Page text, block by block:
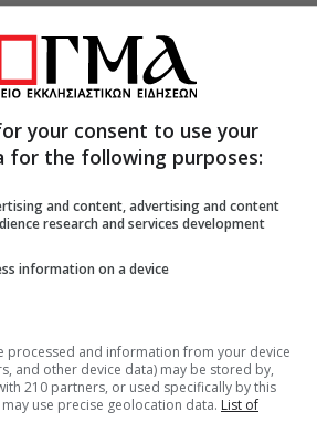
your consent to use your
for the following purposes:
and content, advertising and content
research and services development
information on a device
processed and information from your device
and other device data) may be stored by,
210 partners, or used specifically by this
use precise geolocation data. List of